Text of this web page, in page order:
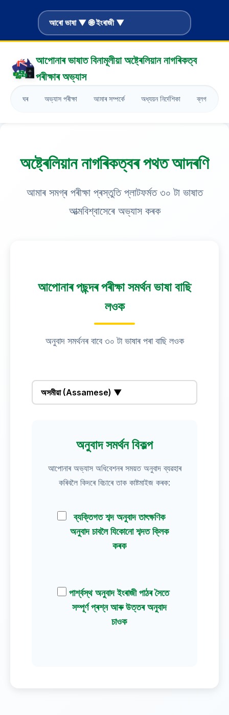
আৰো ভাষা ▼ 🌐 ইংৰাজী ▼
আপোনাৰ ভাষাত বিনামূলীয়া অষ্ট্ৰেলিয়ান নাগৰিকত্ব
পৰীক্ষাৰ অভ্যাস
ঘৰ অভ্যাস পৰীক্ষা আমাৰ সম্পর্কে অধ্যয়ন নিৰ্দেশিকা ব্লগ
অষ্ট্ৰেলিয়ান নাগৰিকত্বৰ পথত আদৰণি
আমাৰ সমগ্ৰ পৰীক্ষা প্ৰস্তুতি প্লাটফৰ্মত ৩০ টা ভাষাত
আত্মবিশ্বাসেৰে অভ্যাস কৰক
আপোনাৰ পছন্দৰ পৰীক্ষা সমৰ্থন ভাষা বাছি
লওক
অনুবাদ সমৰ্থনৰ বাবে ৩০ টা ভাষাৰ পৰা বাছি লওক
অসমীয়া (Assamese) ▼
অনুবাদ সমৰ্থন বিকল্প
আপোনাৰ অভ্যাস অধিবেশনৰ সময়ত অনুবাদ ব্যৱহাৰ
কৰিবলৈ কিদৰে বিচাৰে তাক কাষ্টমাইজ কৰক:
ব্যক্তিগত শব্দ অনুবাদ তাৎক্ষণিক
অনুবাদ চাবলৈ যিকোনো শব্দত ক্লিক
কৰক
পাৰ্শ্বস্থ অনুবাদ ইংৰাজী পাঠৰ সৈতে
সম্পূৰ্ণ প্ৰশ্ন আৰু উত্তৰ অনুবাদ
চাওক